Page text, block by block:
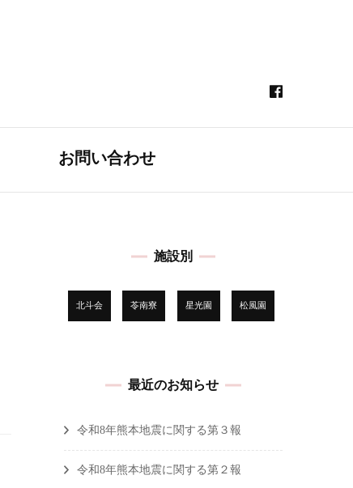
お問い合わせ
施設別
北斗会 苓南寮 星光園 松風園
最近のお知らせ
令和8年熊本地震に関する第３報
令和8年熊本地震に関する第２報